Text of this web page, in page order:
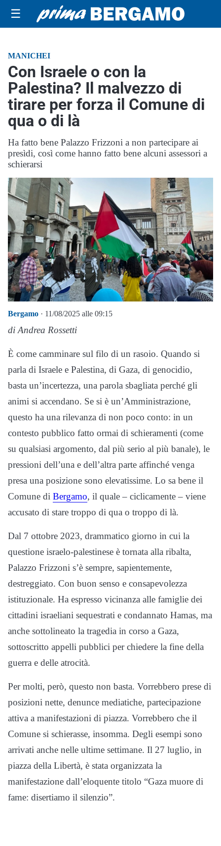
☰
MANICHEI
Con Israele o con la
Palestina? Il malvezzo di
tirare per forza il Comune di
qua o di là
Ha fatto bene Palazzo Frizzoni a non partecipare ai
presìdi, così come hanno fatto bene alcuni assessori a
schierarsi
Bergamo · 11/08/2025 alle 09:15
di Andrea Rossetti
È come camminare sul filo di un rasoio. Quando si
parla di Israele e Palestina, di Gaza, di genocidio,
basta un’incertezza, una parola sbagliata perché gli
animi si accendano. Se si è un’Amministrazione,
questo ha una rilevanza di non poco conto: in un
contesto pubblico fatto ormai di schieramenti (come
su qualsiasi argomento, dal più serio al più banale), le
pressioni dell’una e dell’altra parte affinché venga
presa una posizione sono elevatissime. Lo sa bene il
Comune di Bergamo, il quale – ciclicamente – viene
accusato di stare troppo di qua o troppo di là.
Dal 7 ottobre 2023, drammatico giorno in cui la
questione israelo-palestinese è tornata alla ribalta,
Palazzo Frizzoni s’è sempre, sapientemente,
destreggiato. Con buon senso e consapevolezza
istituzionale. Ha espresso vicinanza alle famiglie dei
cittadini israeliani sequestrati e condannato Hamas, ma
anche sottolineato la tragedia in corso a Gaza,
sottoscritto appelli pubblici per chiedere la fine della
guerra e delle atrocità.
Per molti, però, questo non basta. Vorrebbero prese di
posizioni nette, denunce mediatiche, partecipazione
attiva a manifestazioni di piazza. Vorrebbero che il
Comune si schierasse, insomma. Degli esempi sono
arrivati anche nelle ultime settimane. Il 27 luglio, in
piazza della Libertà, è stata organizzata la
manifestazione dall’eloquente titolo “Gaza muore di
fame: disertiamo il silenzio”.